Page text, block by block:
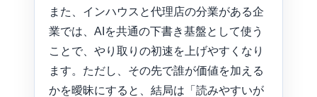
また、インハウスと代理店の分業がある企
業では、AIを共通の下書き基盤として使う
ことで、やり取りの初速を上げやすくなり
ます。ただし、その先で誰が価値を加える
かを曖昧にすると、結局は「読みやすいが